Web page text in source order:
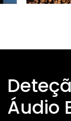
Áudio